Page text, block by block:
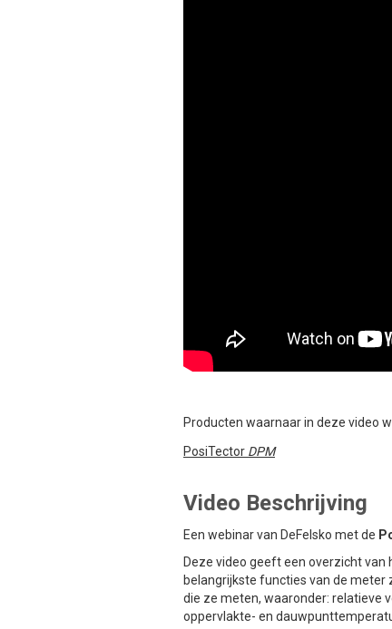
Producten waarnaar in deze video
PosiTector DPM
Video Beschrijving
Een webinar van DeFelsko met de
Deze video geeft een overzicht van
belangrijkste functies van de meter
die ze meten, waaronder: relatieve
oppervlakte- en